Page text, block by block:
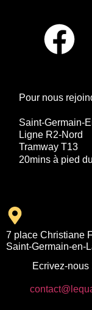
Pour nous
Saint-Germain-
Ligne R2-Nord
Tramway T13
20mins à pied
7 place Christiane
Saint-Germain-en-
Ecrivez-nous